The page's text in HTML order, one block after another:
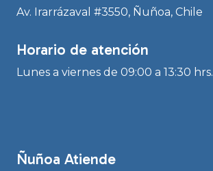
Av. Irarrázaval #3550, Ñuñoa, Chile
Horario de atención
Lunes a viernes de 09:00 a 13:30 hrs.
Ñuñoa Atiende